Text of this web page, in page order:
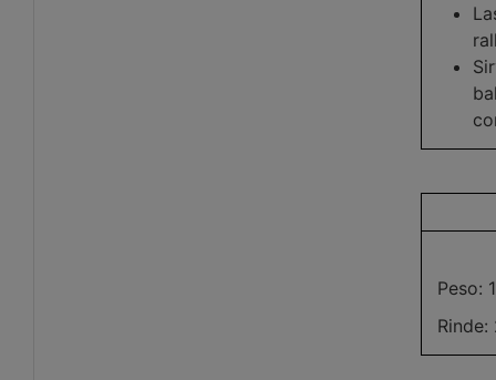
Peso: